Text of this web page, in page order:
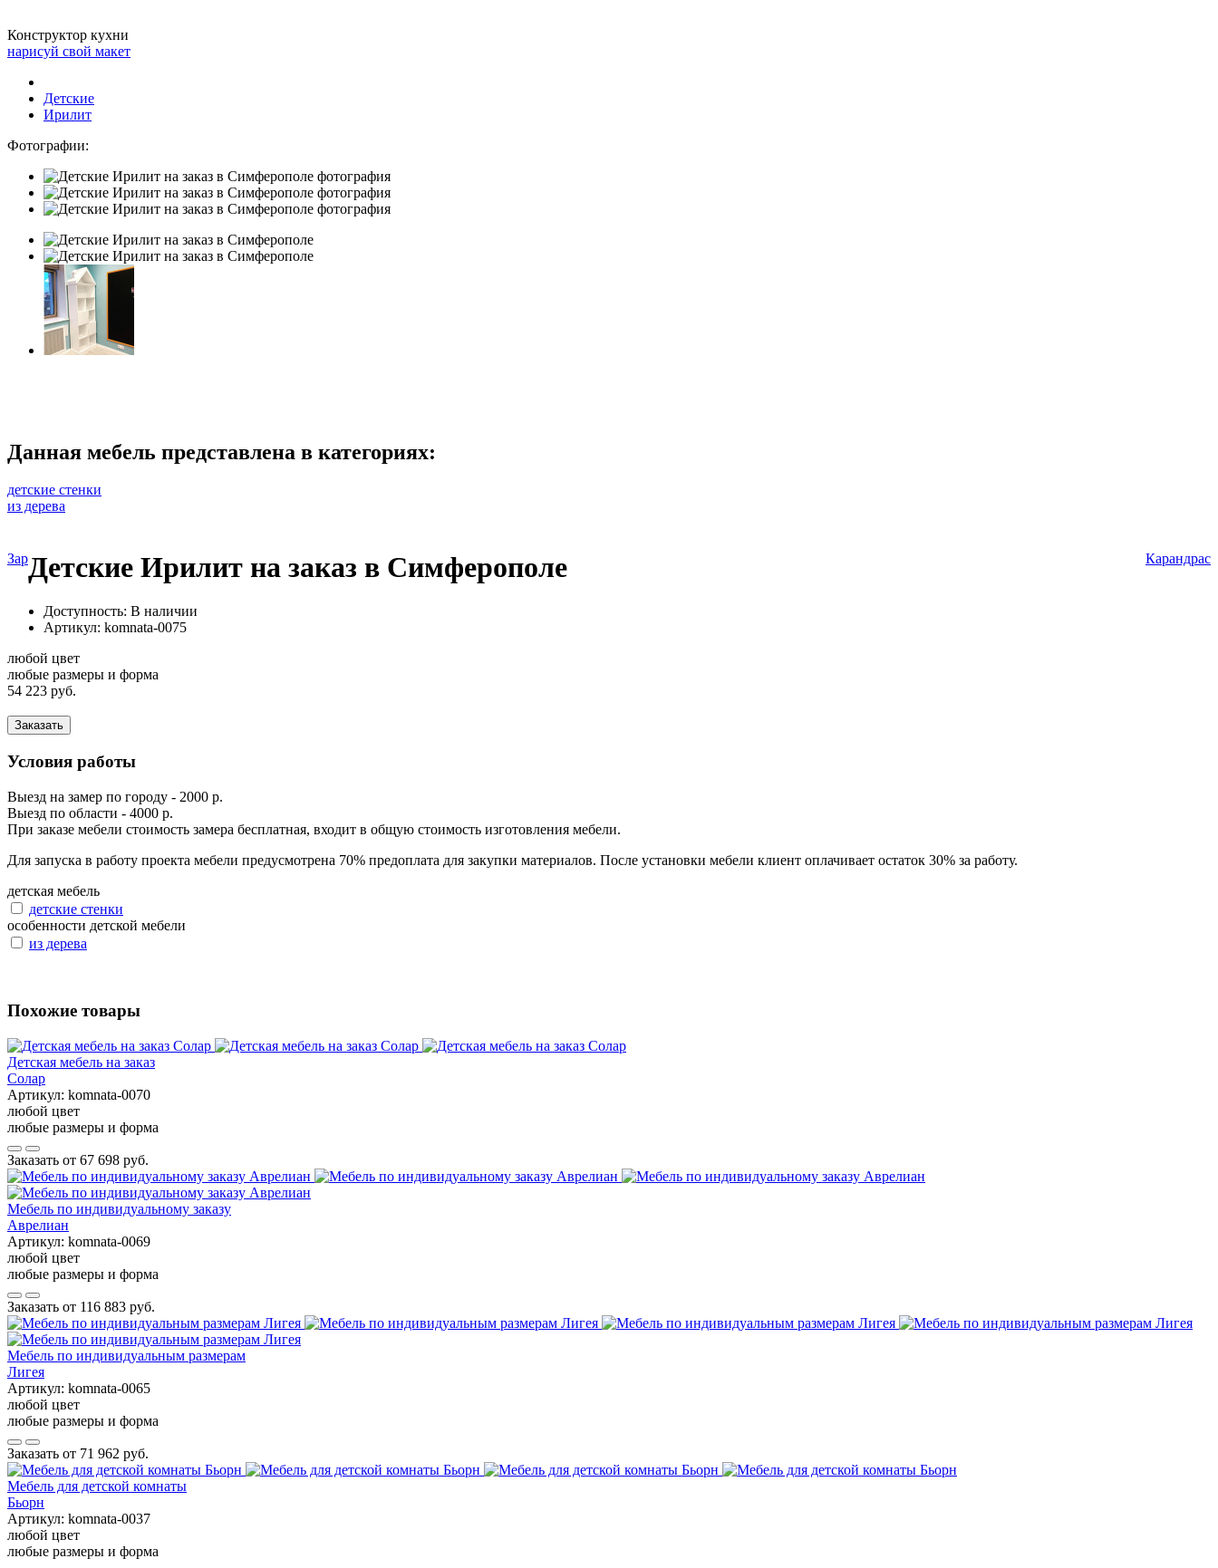
Конструктор кухни
нарисуй свой макет
Детские
Ирилит
Фотографии:
Данная мебель представлена в категориях:
детские стенки
из дерева
Зар Карандрас
Детские Ирилит на заказ в Симферополе
Доступность: В наличии
Артикул: komnata-0075
любой цвет
любые размеры и форма
54 223 руб.
Заказать
Условия работы
Выезд на замер по городу - 2000 р.
Выезд по области - 4000 р.
При заказе мебели стоимость замера бесплатная, входит в общую стоимость изготовления мебели.
Для запуска в работу проекта мебели предусмотрена 70% предоплата для закупки материалов. После установки мебели клиент оплачивает остаток 30% за работу.
детская мебель
детские стенки
особенности детской мебели
из дерева
Похожие товары
Детская мебель на заказ
Солар
Артикул: komnata-0070
любой цвет
любые размеры и форма
Заказать от 67 698 руб.
Мебель по индивидуальному заказу
Аврелиан
Артикул: komnata-0069
любой цвет
любые размеры и форма
Заказать от 116 883 руб.
Мебель по индивидуальным размерам
Лигея
Артикул: komnata-0065
любой цвет
любые размеры и форма
Заказать от 71 962 руб.
Мебель для детской комнаты
Бьорн
Артикул: komnata-0037
любой цвет
любые размеры и форма